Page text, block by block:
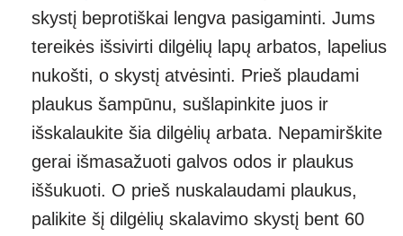
skystį beprotiškai lengva pasigaminti. Jums
tereikės išsivirti dilgėlių lapų arbatos, lapelius
nukošti, o skystį atvėsinti. Prieš plaudami
plaukus šampūnu, sušlapinkite juos ir
išskalaukite šia dilgėlių arbata. Nepamirškite
gerai išmasažuoti galvos odos ir plaukus
iššukuoti. O prieš nuskalaudami plaukus,
palikite šį dilgėlių skalavimo skystį bent 60